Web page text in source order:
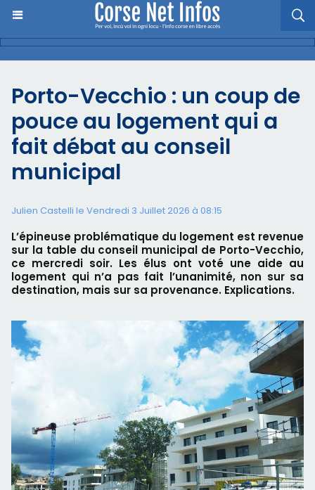
Porto-Vecchio : un coup de
pouce au logement qui a
fait débat au conseil
municipal
Julien Castelli le Vendredi 3 Juillet 2026 à 08:15
L’épineuse problématique du logement est revenue
sur la table du conseil municipal de Porto-Vecchio,
ce mercredi soir. Les élus ont voté une aide au
logement qui n’a pas fait l’unanimité, non sur sa
destination, mais sur sa provenance. Explications.